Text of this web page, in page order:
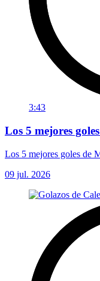
3:43
Los 5 mejores
Los 5 mejores goles de
09 jul. 2026